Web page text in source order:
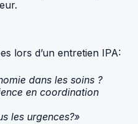
lors d’un entretien IPA:
dans les soins ?
en coordination
les urgences?»